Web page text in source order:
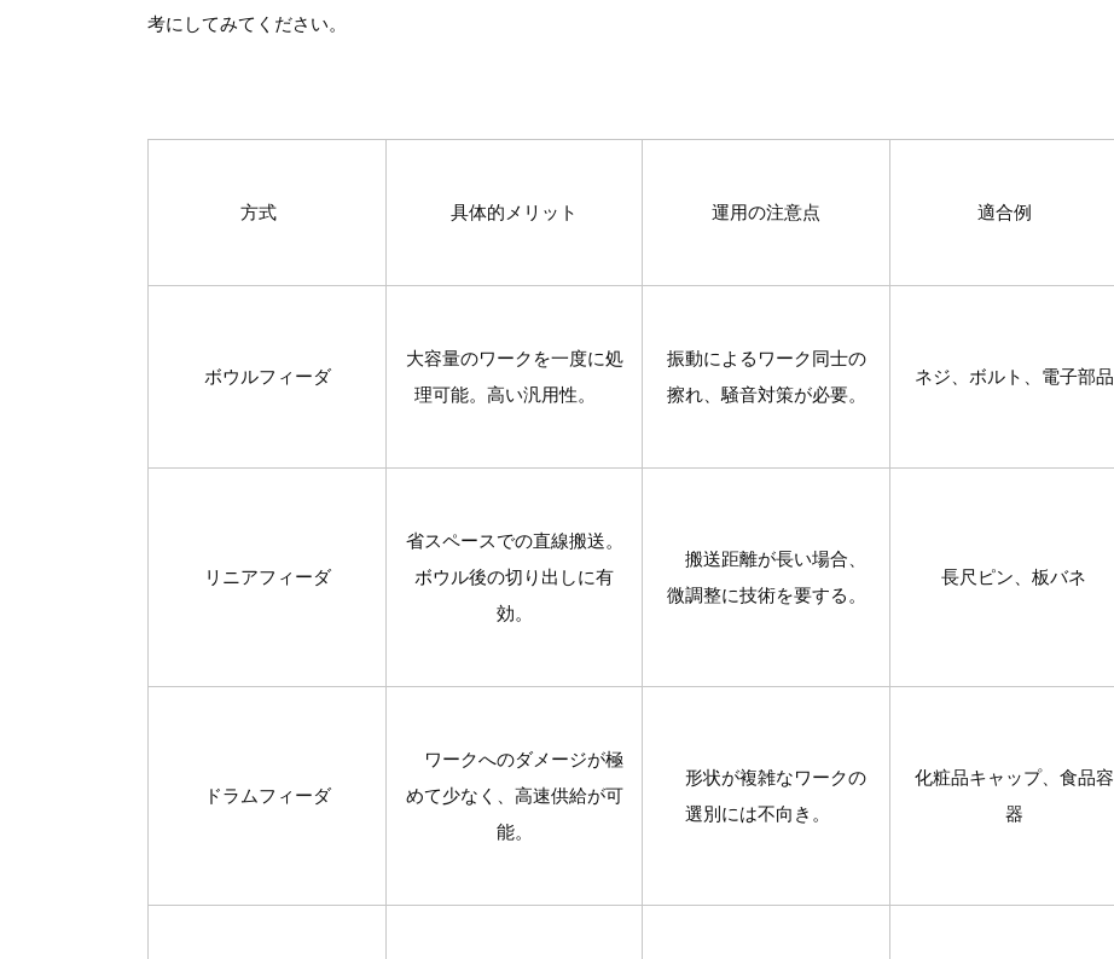
考にしてみてください。
方式 具体的メリット 運用の注意点 適合例
ボウルフィーダ
大容量のワークを一度に処
理可能。高い汎用性。
振動によるワーク同士の
擦れ、騒音対策が必要。
ネジ、ボルト、電子部品
リニアフィーダ
省スペースでの直線搬送。
ボウル後の切り出しに有
効。
搬送距離が長い場合、
微調整に技術を要する。
長尺ピン、板バネ
ドラムフィーダ
ワークへのダメージが極
めて少なく、高速供給が可
能。
形状が複雑なワークの
選別には不向き。
化粧品キャップ、食品容
器